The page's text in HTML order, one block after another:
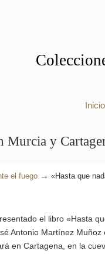
Inicio
Murcia y
el fuego → «Hasta que
el libro «Hasta
Antonio Martínez
en Cartagena, en la